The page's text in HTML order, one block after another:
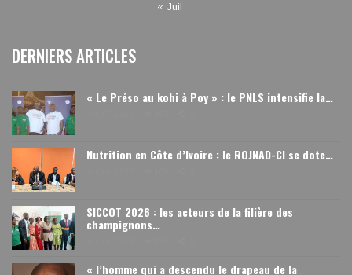
« Juil
DERNIERS ARTICLES
« Le Préso au kohi à Poy » : le PNLS intensifie la…
Nutrition en Côte d’Ivoire : le ROJNAD-CI se dote…
SICCOT 2026 : les acteurs de la filière des
champignons…
« l’homme qui a descendu le drapeau de la